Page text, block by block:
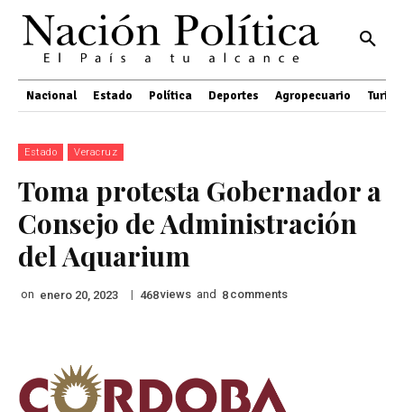
Nacional Estado Política Deportes Agropecuario
Estado Veracruz
Toma protesta Gobernador a
Consejo de Administración
del Aquarium
on enero 20, 2023 | 468views and 8 comments